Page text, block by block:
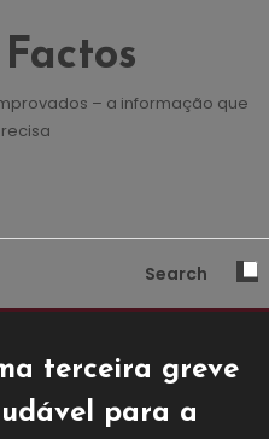
– a informação que
Search
terceira greve
para a